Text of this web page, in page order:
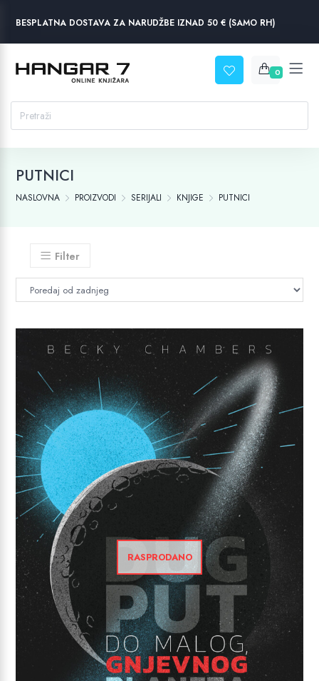
BESPLATNA DOSTAVA ZA NARUDŽBE IZNAD 50 € (SAMO RH)
0
PUTNICI
NASLOVNA PROIZVODI SERIJALI KNJIGE PUTNICI
Filter
RASPRODANO